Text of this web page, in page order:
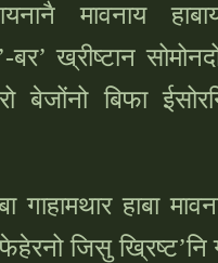
मावनाय
बर’ ख्रीष्टान
बेजोंनो बिफा
गाहामथार हाबा
जिसु ख्रिष्ट’नि